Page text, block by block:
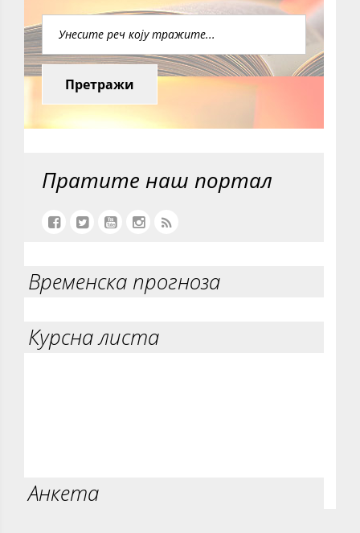
Претражи
Пратите наш портал
Временска прогноза
Курсна листа
Анкета